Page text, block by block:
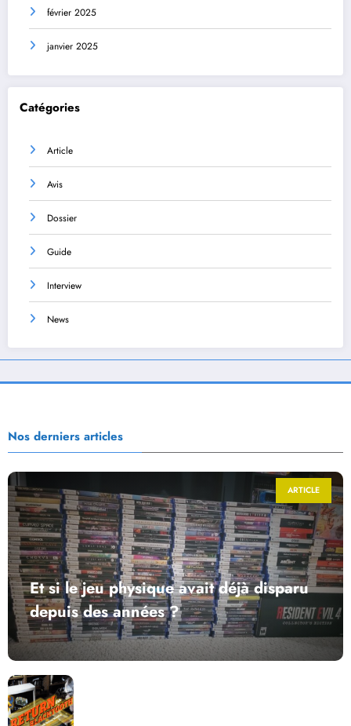
février 2025
janvier 2025
Catégories
Article
Avis
Dossier
Guide
Interview
News
Nos derniers articles
ARTICLE
Et si le jeu physique avait déjà disparu
depuis des années ?